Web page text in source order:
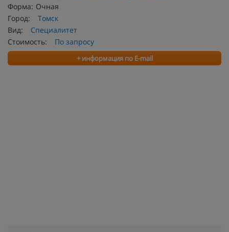
Форма: Очная
Город:
Томск
Вид:
Специалитет
Стоимость:
По запросу
+ информация по E-mail